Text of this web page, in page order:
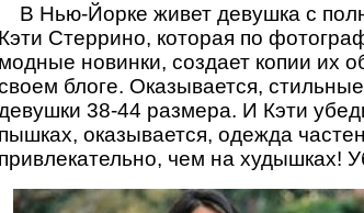
В Нью-Йорке живет девушка с
Кэти Стеррино, которая по
модные новинки, создает копии их
блоге. Оказывается,
38-44 размера. И Кэти
пышках, оказывается, одежда
привлекательно, чем на худышках!